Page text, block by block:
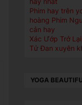
Phim hay trên
hoàng Phim
cản hay
Xác Ướp Trở
Tử Đan xuyên
YOGA